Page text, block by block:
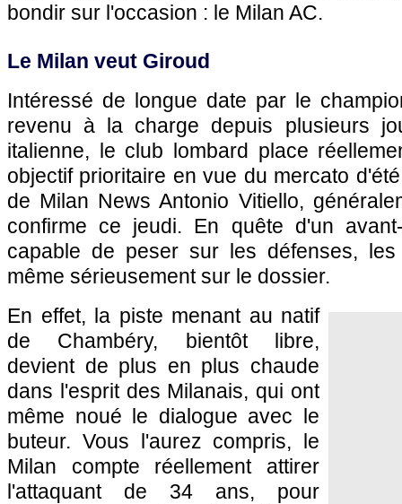
bondir sur l'occasion : le Milan AC.
Le Milan veut Giroud
Intéressé de longue date par le
revenu à la charge depuis plusieurs
italienne, le club lombard place
objectif prioritaire en vue du mercato
de Milan News Antonio Vitiello,
confirme ce jeudi. En quête d'un
capable de peser sur les défenses, les
même sérieusement sur le dossier.
En effet, la piste menant au natif
de Chambéry, bientôt libre,
devient de plus en plus chaude
dans l'esprit des Milanais, qui ont
même noué le dialogue avec le
buteur. Vous l'aurez compris, le
Milan compte réellement attirer
l'attaquant de 34 ans, pour